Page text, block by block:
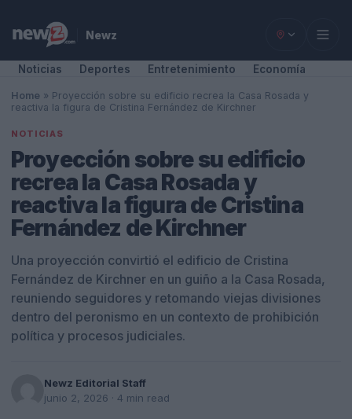
Newz
Noticias Deportes Entretenimiento Economía
Home » Proyección sobre su edificio recrea la Casa Rosada y
reactiva la figura de Cristina Fernández de Kirchner
NOTICIAS
Proyección sobre su edificio
recrea la Casa Rosada y
reactiva la figura de Cristina
Fernández de Kirchner
Una proyección convirtió el edificio de Cristina
Fernández de Kirchner en un guiño a la Casa Rosada,
reuniendo seguidores y retomando viejas divisiones
dentro del peronismo en un contexto de prohibición
política y procesos judiciales.
Newz Editorial Staff
junio 2, 2026 · 4 min read